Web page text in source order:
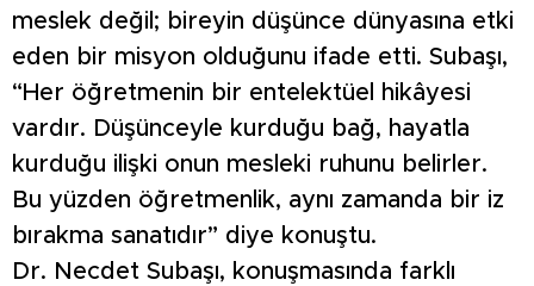
meslek değil; bireyin düşünce dünyasına etki
eden bir misyon olduğunu ifade etti. Subaşı,
“Her öğretmenin bir entelektüel hikâyesi
vardır. Düşünceyle kurduğu bağ, hayatla
kurduğu ilişki onun mesleki ruhunu belirler.
Bu yüzden öğretmenlik, aynı zamanda bir iz
bırakma sanatıdır” diye konuştu.
Dr. Necdet Subaşı, konuşmasında farklı